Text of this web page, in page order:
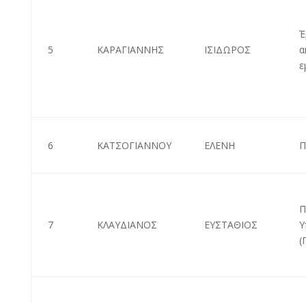
5 ΚΑΡΑΓΙΑΝΝΗΣ ΙΣΙΔΩΡΟΣ
6 ΚΑΤΣΟΓΙΑΝΝΟΥ ΕΛΕΝΗ
7 ΚΛΑΥΔΙΑΝΟΣ ΕΥΣΤΑΘΙΟΣ